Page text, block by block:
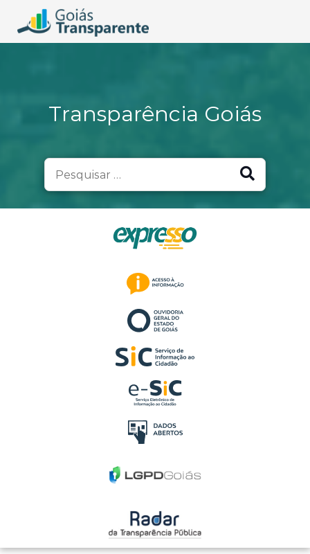
Transparência Goiás
Search
for: